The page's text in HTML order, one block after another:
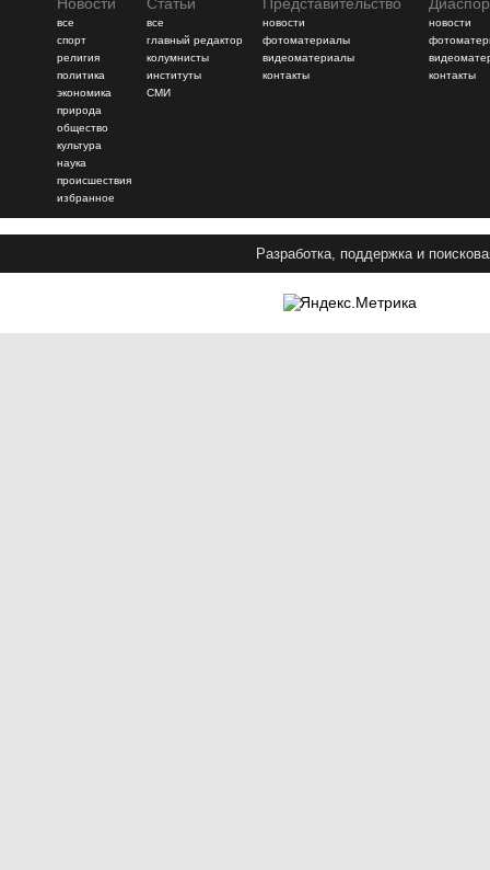
все
спорт
религия
политика
экономика
природа
общество
культура
наука
происшествия
избранное
все
главный редактор
колумнисты
институты
СМИ
новости
фотоматериалы
видеоматериалы
контакты
новости
контакты
Разработка, поддержка и